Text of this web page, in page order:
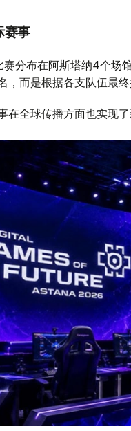
赛事
分布在阿斯塔纳4个场
，而是根据各支队伍最
全球传播方面也实现了